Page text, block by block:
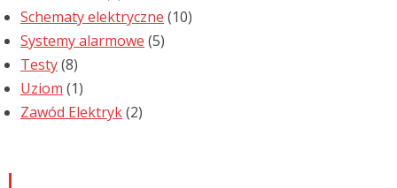
Schematy elektryczne (10)
Systemy alarmowe (5)
Testy(8)
Uziom (1)
Zawód Elektryk(2)